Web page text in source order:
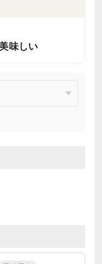
味しい